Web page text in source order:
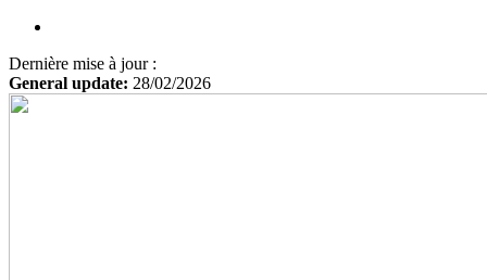
Dernière mise à jour :
General update: 28/02/2026